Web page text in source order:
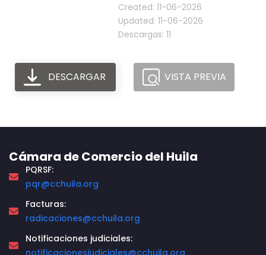
Created: 11-06-2026
Updated: 11-06-2026
Descargas: 11
DESCARGAR VISTA PREVIA
Cámara de Comercio del Huila
PQRSF:
pqr@cchuila.org
Facturas:
radicaciones@cchuila.org
Notificaciones judiciales:
notificacionesjudiciales@cchuila.org